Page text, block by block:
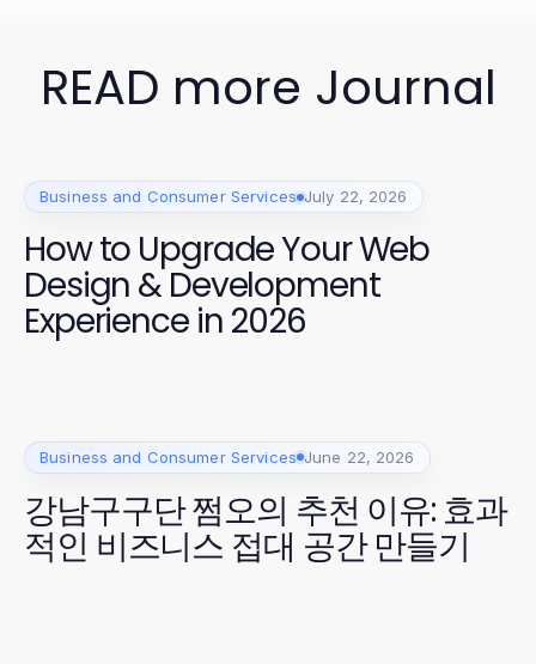
READ more Journal
Business and Consumer Services July 22, 2026
How to Upgrade Your Web
Design & Development
Experience in 2026
Business and Consumer Services June 22, 2026
강남구구단 쩜오의 추천 이유: 효과
적인 비즈니스 접대 공간 만들기